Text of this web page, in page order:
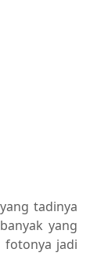
tadinya
yang
jadi